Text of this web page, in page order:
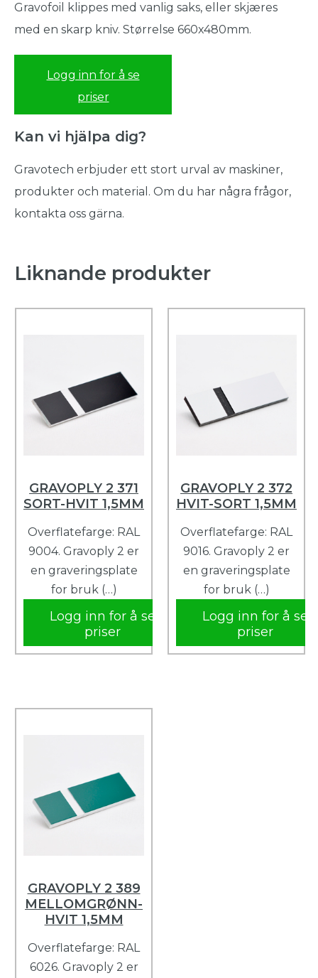
Gravofoil klippes med vanlig saks, eller skjæres
med en skarp kniv. Størrelse 660x480mm.
Logg inn for å se
priser
Kan vi hjälpa dig?
Gravotech erbjuder ett stort urval av maskiner,
produkter och material. Om du har några frågor,
kontakta oss gärna.
Liknande produkter
GRAVOPLY 2 371
SORT-HVIT 1,5MM
Overflatefarge: RAL
9004. Gravoply 2 er
en graveringsplate
for bruk (…)
Logg inn for å se
priser
GRAVOPLY 2 372
HVIT-SORT 1,5MM
Overflatefarge: RAL
9016. Gravoply 2 er
en graveringsplate
for bruk (…)
Logg inn for å se
priser
GRAVOPLY 2 389
MELLOMGRØNN-
HVIT 1,5MM
Overflatefarge: RAL
6026. Gravoply 2 er